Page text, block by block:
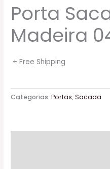
Porta
Madeira
+ Free Shipping
Categorias:Portas,Sacada